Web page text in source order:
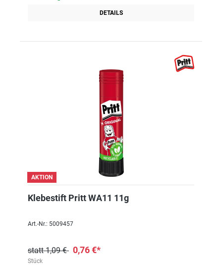
DETAILS
AKTION
Klebestift Pritt WA11 11g
Art.-Nr.: 5009457
statt 1,09 € 0,76 €*
Stück